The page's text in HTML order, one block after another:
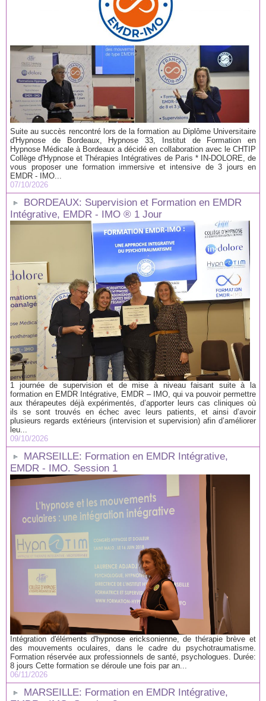
Suite au succès rencontré lors de la formation au Diplôme Universitaire
d'Hypnose de Bordeaux, Hypnose 33, Institut de Formation en
Hypnose Médicale à Bordeaux a décidé en collaboration avec le CHTIP
Collège d'Hypnose et Thérapies Intégratives de Paris * IN-DOLORE, de
vous proposer une formation immersive et intensive de 3 jours en
EMDR - IMO...
07/10/2026
BORDEAUX: Supervision et Formation en EMDR
Intégrative, EMDR - IMO ® 1 Jour
1 journée de supervision et de mise à niveau faisant suite à la
formation en EMDR Intégrative, EMDR – IMO, qui va pouvoir permettre
aux thérapeutes déjà expérimentés, d’apporter leurs cas cliniques où
ils se sont trouvés en échec avec leurs patients, et ainsi d’avoir
plusieurs regards extérieurs (intervision et supervision) afin d’améliorer
leu...
09/10/2026
MARSEILLE: Formation en EMDR Intégrative,
EMDR - IMO. Session 1
Intégration d'éléments d'hypnose ericksonienne, de thérapie brève et
des mouvements oculaires, dans le cadre du psychotraumatisme.
Formation réservée aux professionnels de santé, psychologues. Durée:
8 jours Cette formation se déroule une fois par an...
06/11/2026
MARSEILLE: Formation en EMDR Intégrative,